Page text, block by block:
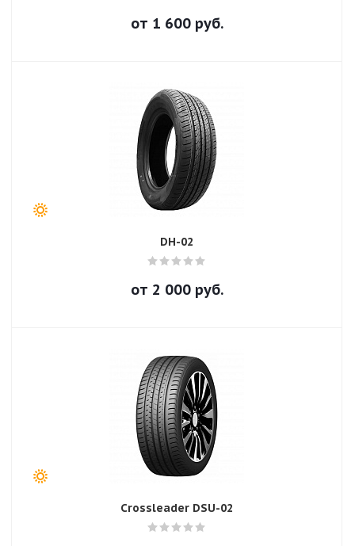
от 1 600руб.
DH-02
от 2 000руб.
Crossleader DSU-02